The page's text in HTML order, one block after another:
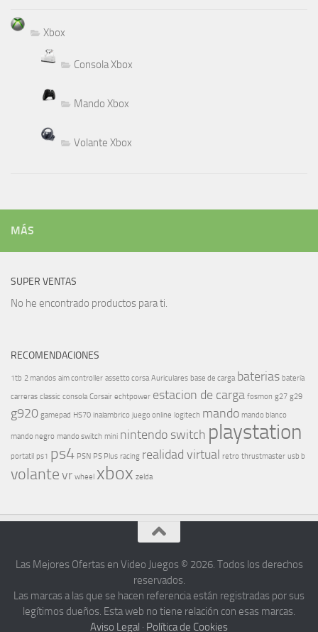
Xbox
Consola Xbox
Mando Xbox
Volante Xbox
MÁS
SUPER VENTAS
No he encontrado productos para ti.
RECOMENDACIONES
1tb 2 mandos aim controller assetto corsa Auriculares base de carga baterias batería
carreras classic consola Corsair echtpower estacion de carga fosmon g27 g29
g920 gamepad HS70 inalambrico juego online logitech mando mando blanco
mando negro mando switch mini nintendo switch playstation
portatil ps1 ps4 PSN PS Plus racing realidad virtual retro thrustmaster usb b
volantevr wheel xbox zelda
Las Mejores Ofertas en Video Juegos © 2026. Todos los derechos
reservados.
Las marcas a las que se hacen referencia están registradas por sus
legítimos dueños. Esta web no tiene relación con esas marcas.
Aviso Legal · Política de Cookies